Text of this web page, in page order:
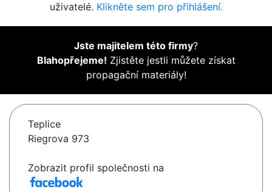
uživatelé. Klikněte sem pro přihlášení.
Jste majitelem této firmy?
Blahopřejeme! Zjistěte jestli můžete získat
propagační materiály!
Teplice
Riegrova 973
Zobrazit profil společnosti na